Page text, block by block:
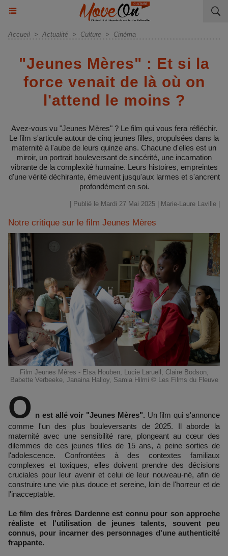
Accueil > Actualité > Culture > Cinéma
"Jeunes Mères" : Et si la
force venait de là où on
l'attend le moins ?
Avez-vous vu "Jeunes Mères" ? Le film qui vous fera réfléchir.
Le film s'articule autour de cinq jeunes filles, propulsées dans la
maternité à l'aube de leurs quinze ans. Chacune d'elles est un
miroir, un portrait bouleversant de sincérité, une incarnation
vibrante de la complexité humaine. Leurs histoires, empreintes
d'une vérité déchirante, émeuvent jusqu'aux larmes et s'ancrent
profondément en soi.
| Publié le Mardi 27 Mai 2025 | Marie-Laure Laville
Notre critique sur le film Jeunes Mères
Film Jeunes Mères - Elsa Houben, Lucie Laruell, Claire Bodson,
Babette Verbeeke, Janaina Halloy, Samia Hilmi © Les Films du Fleuve
O n est allé voir "Jeunes Mères". Un film qui s'annonce
comme l'un des plus bouleversants de 2025. Il aborde la
maternité avec une sensibilité rare, plongeant au cœur des
dilemmes de ces jeunes filles de 15 ans, à peine sorties de
l'adolescence. Confrontées à des contextes familiaux
complexes et toxiques, elles doivent prendre des décisions
cruciales pour leur avenir et celui de leur nouveau-né, afin de
construire une vie plus douce et sereine, loin de l'horreur et de
l'inacceptable.
Le film des frères Dardenne est connu pour son approche
réaliste et l'utilisation de jeunes talents, souvent peu
connus, pour incarner des personnages d'une authenticité
frappante.